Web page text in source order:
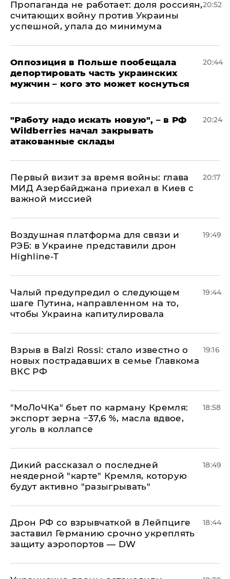
​Пропаганда не работает: доля россиян,
считающих войну против Украины
успешной, упала до минимума
20:52
Оппозиция в Польше пообещала
депортировать часть украинских
мужчин – кого это может коснуться
20:44
"Работу надо искать новую", – в РФ
Wildberries начал закрывать
атакованные склады
20:24
Первый визит за время войны: глава
МИД Азербайджана приехал в Киев с
важной миссией
20:17
Воздушная платформа для связи и
РЭБ: в Украине представили дрон
Highline-T
19:49
Чалый предупредил о следующем
шаге Путина, направленном на то,
чтобы Украина капитулировала
19:44
Взрыв в Balzi Rossi: стало известно о
новых пострадавших в семье Главкома
ВКС РФ
19:16
​"МоЛоЧКа" бьет по карману Кремля:
экспорт зерна −37,6 %, масла вдвое,
уголь в коллапсе
18:58
Дикий рассказал о последней
неядерной "карте" Кремля, которую
будут активно "разыгрывать"
18:49
​Дрон РФ со взрывчаткой в Лейпциге
заставил Германию срочно укреплять
защиту аэропортов — DW
18:44